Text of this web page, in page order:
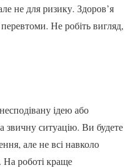
не для ризику. Здоров’я
Не робіть вигляд,
ідею або
звичну ситуацію. Ви будете
але не всі навколо
На роботі краще